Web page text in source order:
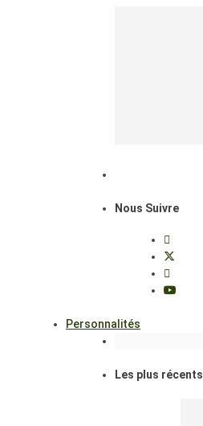
Nous Suivre
Personnalités
Les plus récents